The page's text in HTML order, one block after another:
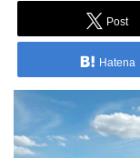
Post
Hatena